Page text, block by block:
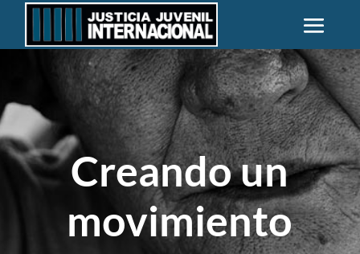
Creando un
movimiento